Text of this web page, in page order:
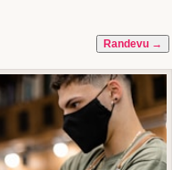
Randevu →